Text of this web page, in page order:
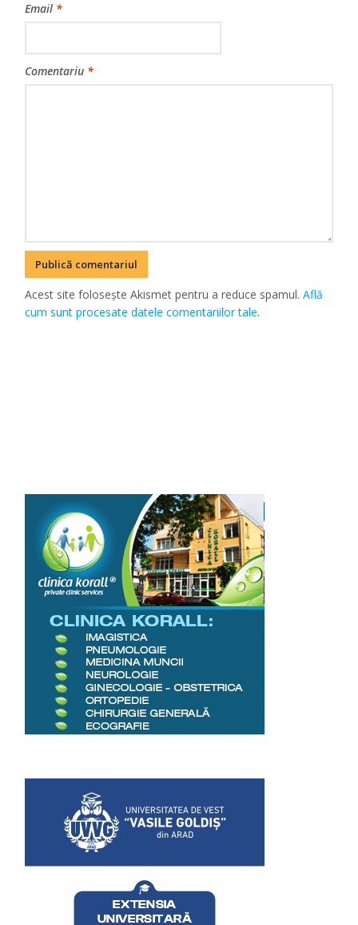
Email *
Comentariu *
Acest site folosește Akismet pentru a reduce spamul.Află
cum sunt procesate datele comentariilor tale.